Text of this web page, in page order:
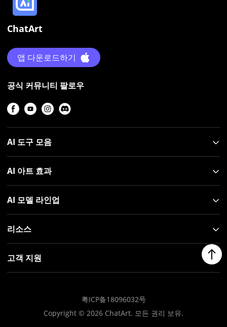
ChatArt
앱 다운로드하기
공식 커뮤니티 팔로우
AI 도구 모음
AI 아트 효과
AI 모델 라인업
리소스
고객 지원
粤ICP备18096032号
Copyright © 2026 ChatArt. 모든 권리 보유.